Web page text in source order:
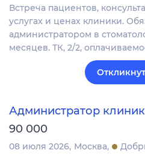
Встреча пациентов,
услугах и ценах клиники.
администратором в
месяцев. ТК, 2/2,
Администратор
90 000
08 июля 2026 Москва